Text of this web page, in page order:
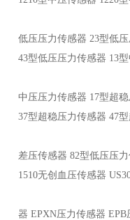
低压压力传感器 23型低
43型低压压力传感器 13
中压压力传感器 17型超
37型超稳压力传感器 47
差压传感器 82型低压压
1510无创血压传感器
器 EPXN压力传感器